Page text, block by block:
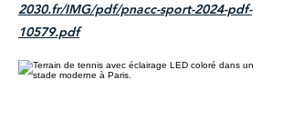
2030.fr/IMG/pdf/pnacc-sport-2024-pdf-
10579.pdf